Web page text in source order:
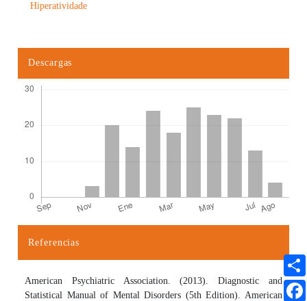
Hiperatividade
Descargas
Referencias
American Psychiatric Association. (2013). Diagnostic and
Statistical Manual of Mental Disorders (5th Edition). American